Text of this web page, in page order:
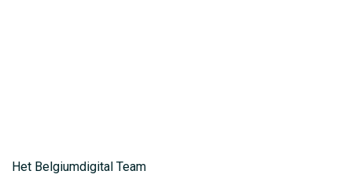
Het Belgiumdigital Team